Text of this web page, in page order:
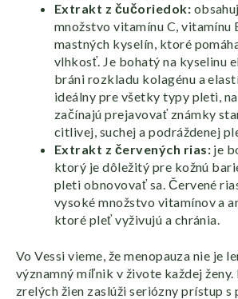
Extrakt z čučoriedok:
množstvo vitamínu C, vitamínu
mastných kyselín, ktoré
vlhkosť. Je bohatý na kyselinu
bráni rozkladu kolagénu a
ideálny pre všetky typy pleti,
začínajú prejavovať známky
citlivej, suchej a podráždenej
Extrakt z červených rias: je
ktorý je dôležitý pre kožnú
pleti obnovovať sa. Červené
vysoké množstvo vitamínov a
ktoré pleť vyživujú a chránia.
Vo Vessi vieme, že menopauza nie je
významný míľnik v živote každej
zrelých žien zaslúži seriózny prístup s